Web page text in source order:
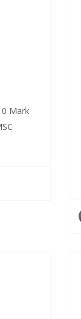
Mark